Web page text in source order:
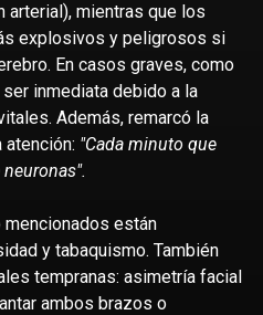
mientras que los
explosivos y peligrosos si
En casos graves, como
inmediata debido a la
Además, remarcó la
"Cada minuto que
están
y tabaquismo. También
tempranas: asimetría facial
ambos brazos o